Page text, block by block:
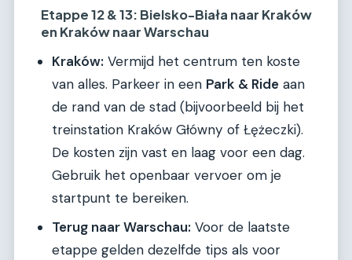
Etappe 12 & 13: Bielsko-Biała naar Kraków
en Kraków naar Warschau
Kraków: Vermijd het centrum ten koste
van alles. Parkeer in een Park & Ride aan
de rand van de stad (bijvoorbeeld bij het
treinstation Kraków Główny of Łężeczki).
De kosten zijn vast en laag voor een dag.
Gebruik het openbaar vervoer om je
startpunt te bereiken.
Terug naar Warschau: Voor de laatste
etappe gelden dezelfde tips als voor